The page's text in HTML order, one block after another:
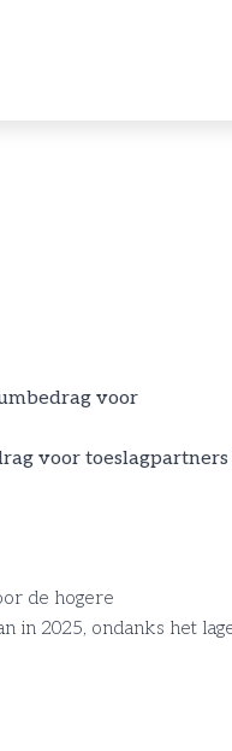
voor
voor toeslagpartners
de hogere
in 2025, ondanks het